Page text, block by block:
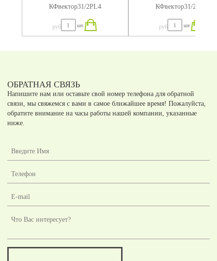
КФвектор31/2PL4
руб шт.
КФвектор31/2PL3
руб шт.
ОБРАТНАЯ СВЯЗЬ
Напишите нам или оставьте свой номер телефона для обратной
связи, мы свяжемся с вами в самое ближайшее время! Пожалуйста,
обратите внимание на часы работы нашей компании, указанные
ниже.